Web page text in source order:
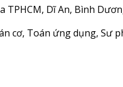
TPHCM, Dĩ An, Bình
cơ, Toán ứng dụng, Sư